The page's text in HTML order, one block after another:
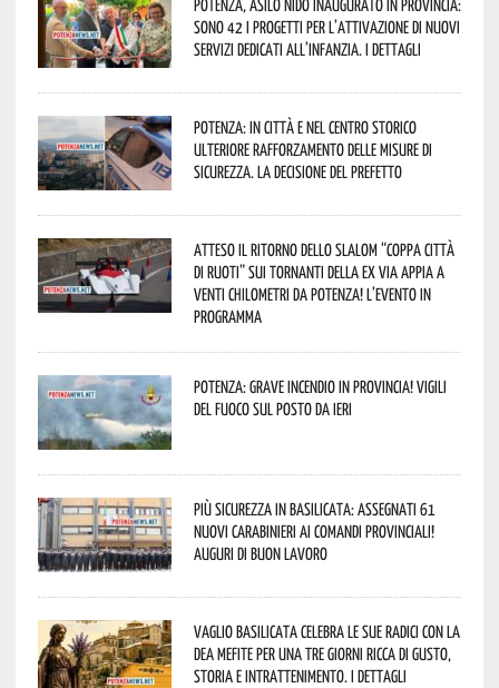
Potenza, asilo nido inaugurato in provincia:
sono 42 i progetti per l’attivazione di nuovi
servizi dedicati all’infanzia. I dettagli
Potenza: in città e nel centro storico
ulteriore rafforzamento delle misure di
sicurezza. La decisione del Prefetto
Atteso il ritorno dello slalom “Coppa Città
di Ruoti” sui tornanti della ex via Appia a
venti chilometri da Potenza! L’evento in
programma
Potenza: grave incendio in Provincia! Vigili
del fuoco sul posto da ieri
Più sicurezza in Basilicata: assegnati 61
nuovi Carabinieri ai Comandi provinciali!
Auguri di buon lavoro
Vaglio Basilicata celebra le sue radici con la
Dea Mefite per una tre giorni ricca di gusto,
storia e intrattenimento. I dettagli